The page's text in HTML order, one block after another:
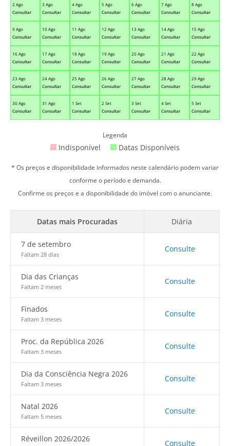
2 Ago
Consultar
3 Ago
Consultar
4 Ago
Consultar
5 Ago
Consultar
6 Ago
Consultar
7 Ago
Consultar
8 Ago
Consultar
9 Ago
Consultar
10 Ago
Consultar
11 Ago
Consultar
12 Ago
Consultar
13 Ago
Consultar
14 Ago
Consultar
15 Ago
Consultar
16 Ago
Consultar
17 Ago
Consultar
18 Ago
Consultar
19 Ago
Consultar
20 Ago
Consultar
21 Ago
Consultar
22 Ago
Consultar
23 Ago
Consultar
24 Ago
Consultar
25 Ago
Consultar
26 Ago
Consultar
27 Ago
Consultar
28 Ago
Consultar
29 Ago
Consultar
30 Ago
Consultar
31 Ago
Consultar
1 Set
Consultar
2 Set
Consultar
3 Set
Consultar
4 Set
Consultar
5 Set
Consultar
Legenda
Indisponível Datas Disponíveis
* Os preços e disponibilidade informados neste calendário podem variar
conforme o período e demanda.
Confirme os preços e a disponibilidade do imóvel com o anunciante.
Datas mais Procuradas Diária
7 de setembro
Faltam 28 dias
Consulte
Dia das Crianças
Faltam 2 meses
Consulte
Finados
Faltam 3 meses
Consulte
Proc. da República 2026
Faltam 3 meses
Consulte
Dia da Consciência Negra 2026
Faltam 3 meses
Consulte
Natal 2026
Faltam 5 meses
Consulte
Réveillon 2026/2026 Consulte